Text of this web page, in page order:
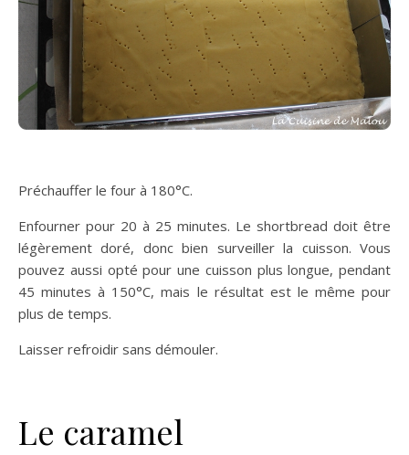
Préchauffer le four à 180°C.
Enfourner pour 20 à 25 minutes. Le shortbread doit être
légèrement doré, donc bien surveiller la cuisson. Vous
pouvez aussi opté pour une cuisson plus longue, pendant
45 minutes à 150°C, mais le résultat est le même pour
plus de temps.
Laisser refroidir sans démouler.
Le caramel